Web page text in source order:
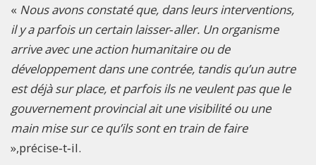
« Nous avons constaté que, dans leurs interventions,
il y a parfois un certain laisser‑aller. Un organisme
arrive avec une action humanitaire ou de
développement dans une contrée, tandis qu’un autre
est déjà sur place, et parfois ils ne veulent pas que le
gouvernement provincial ait une visibilité ou une
main mise sur ce qu’ils sont en train de faire
»,précise‑t‑il.